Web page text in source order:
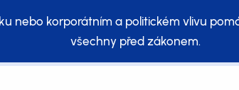
nebo korporátním a politickém vlivu
všechny před zákonem.